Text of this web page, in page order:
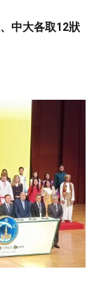
中大各取12狀